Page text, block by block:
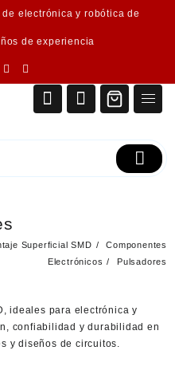
electrónica y robótica de
de experiencia
Superficial SMD
Componentes
Electrónicos
Pulsadores
, ideales para electrónica y
confiabilidad y durabilidad en
y diseños de circuitos.